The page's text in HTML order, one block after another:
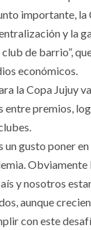
importante, la
y la
de barrio”,
económicos.
la Copa Jujuy
entre premios,
un gusto poner
Obviamente
y nosotros
aunque
con este